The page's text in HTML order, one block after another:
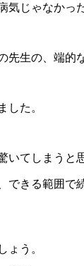
気じゃなかっ
先生の、端的
した。
いてしまうと
できる範囲で
ょう。